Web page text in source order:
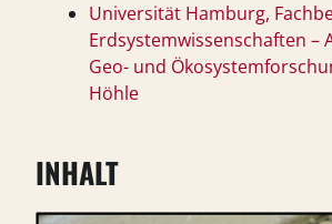
Universität Hamburg,
Erdsystemwissenschaften –
Geo- und
Höhle
INHALT